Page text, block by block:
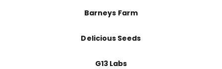
Barneys Farm
Delicious Seeds
G13 Labs